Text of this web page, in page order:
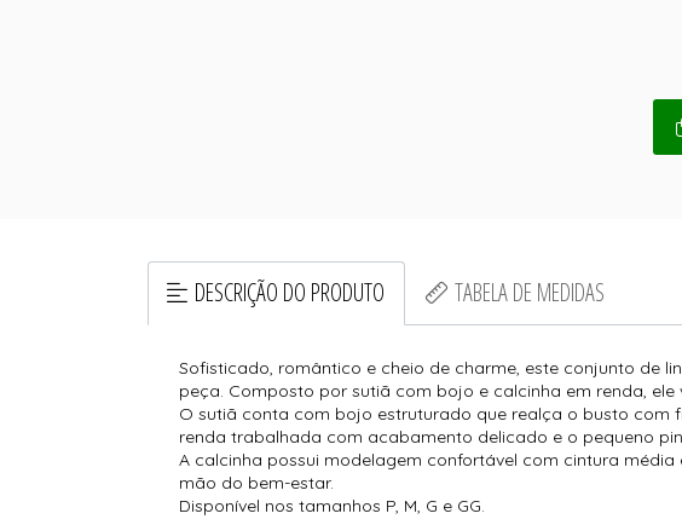
DESCRIÇÃO DO PRODUTO TABELA DE MEDIDAS
Sofisticado, romântico e cheio de charme, este conjunto de
peça. Composto por sutiã com bojo e calcinha em renda,
O sutiã conta com bojo estruturado que realça o busto com
renda trabalhada com acabamento delicado e o pequeno
A calcinha possui modelagem confortável com cintura
mão do bem-estar.
Disponível nos tamanhos P, M, G e GG.